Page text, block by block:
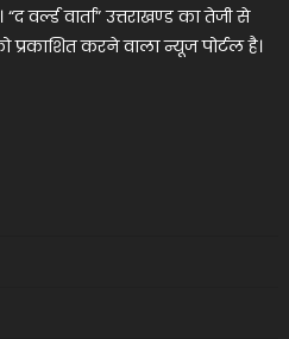
वार्ता” उत्तराखण्ड का तेजी से
प्रकाशित करने वाला न्यूज पोर्टल है।